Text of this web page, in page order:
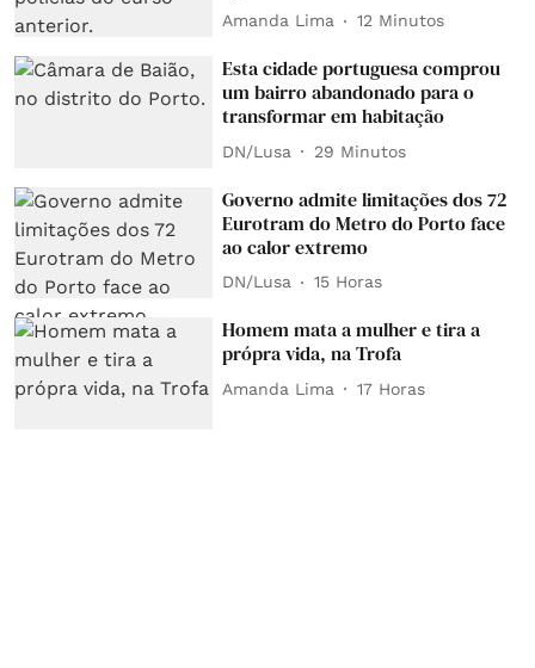
Amanda Lima 12 Minutos
Esta cidade portuguesa comprou
um bairro abandonado para o
transformar em habitação
DN/Lusa 29 Minutos
Governo admite limitações dos 72
Eurotram do Metro do Porto face
ao calor extremo
DN/Lusa 15 Horas
Homem mata a mulher e tira a
própra vida, na Trofa
Amanda Lima 17 Horas